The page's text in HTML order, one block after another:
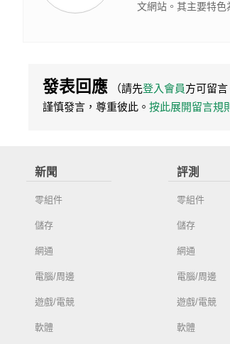
文網站。其主要特色
發表回應 （請先登入會員方可留言
謹慎發言，尊重彼此。 按此展開留言規則
新聞
零組件
儲存
網通
電腦/周邊
遊戲/電競
軟體
評測
零組件
儲存
網通
電腦/周邊
遊戲/電競
軟體